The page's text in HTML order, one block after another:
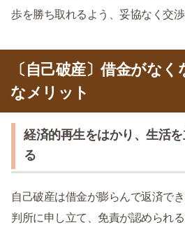
歩を勝ち取れるよう、妥協なく交渉
〔自己破産〕借金がな
なメリット
経済的再生をはかり、生活
る
自己破産は借金が膨らんで返済で
判所に申し立て、免責が認められ